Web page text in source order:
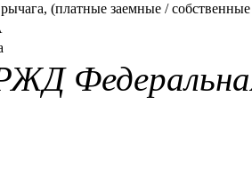
(платные заемные / собственные